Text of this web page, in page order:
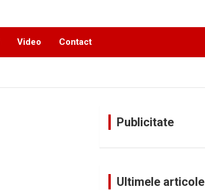
Video Contact
Publicitate
Ultimele articole